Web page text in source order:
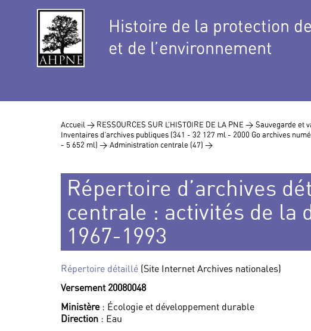
Histoire de la protection
et de l’environnement
Accueil > RESSOURCES SUR L’HISTOIRE DE LA PNE > Sauvegarde et
Inventaires d’archives publiques (341 - 32 127 ml - 2000 Go archives
- 5 652 ml) > Administration centrale (47) >
Répertoire d’archives
centrale : activités de la
1967-1993
Répertoire détaillé (Site Internet Archives nationales)
Versement 20080048
Ministère: Écologie et développement durable
Direction : Eau